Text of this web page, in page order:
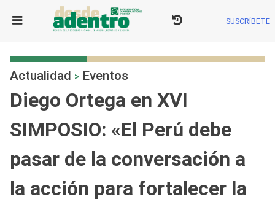
SUSCRÍBETE
Actualidad > Eventos
Diego Ortega en XVI
SIMPOSIO: «El Perú debe
pasar de la conversación a
la acción para fortalecer la